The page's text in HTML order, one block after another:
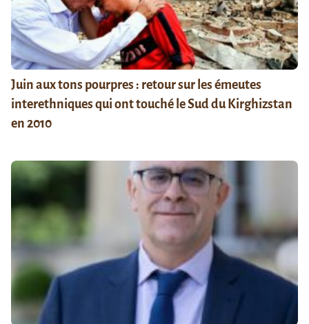
Juin aux tons pourpres : retour sur les émeutes
interethniques qui ont touché le Sud du Kirghizstan
en 2010